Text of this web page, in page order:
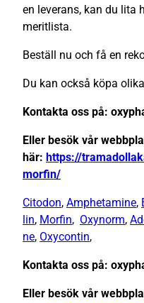
en leverans, kan du lita
meritlista.
Beställ nu och få en
Du kan också köpa
Kontakta oss på:
Eller besök vår
här: https://
morfin/
Citodon, Amphetamine,
lin, Morfin, Oxynorm,
ne, Oxycontin,
Kontakta oss på:
Eller besök vår